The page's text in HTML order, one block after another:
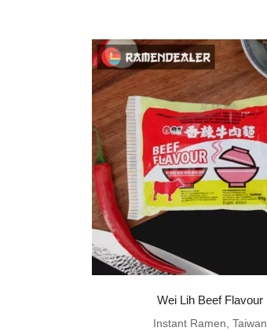
Wei Lih Beef Flavour
Instant Ramen Taiwan